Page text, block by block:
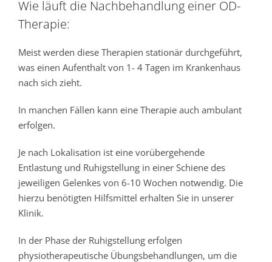
Wie läuft die Nachbehandlung einer OD-
Therapie:
Meist werden diese Therapien stationär durchgeführt,
was einen Aufenthalt von 1- 4 Tagen im Krankenhaus
nach sich zieht.
In manchen Fällen kann eine Therapie auch ambulant
erfolgen.
Je nach Lokalisation ist eine vorübergehende
Entlastung und Ruhigstellung in einer Schiene des
jeweiligen Gelenkes von 6-10 Wochen notwendig. Die
hierzu benötigten Hilfsmittel erhalten Sie in unserer
Klinik.
In der Phase der Ruhigstellung erfolgen
physiotherapeutische Übungsbehandlungen, um die